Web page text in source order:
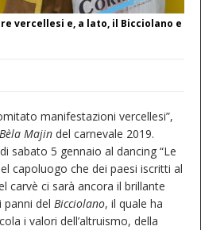
vercellesi e, a lato, il Bicciolano e
manifestazioni vercellesi”,
Bèla Majin del carnevale 2019.
sabato 5 gennaio al dancing “Le
capoluogo che dei paesi iscritti al
carvè ci sarà ancora il brillante
del Bicciolano, il quale ha
i valori dell’altruismo, della